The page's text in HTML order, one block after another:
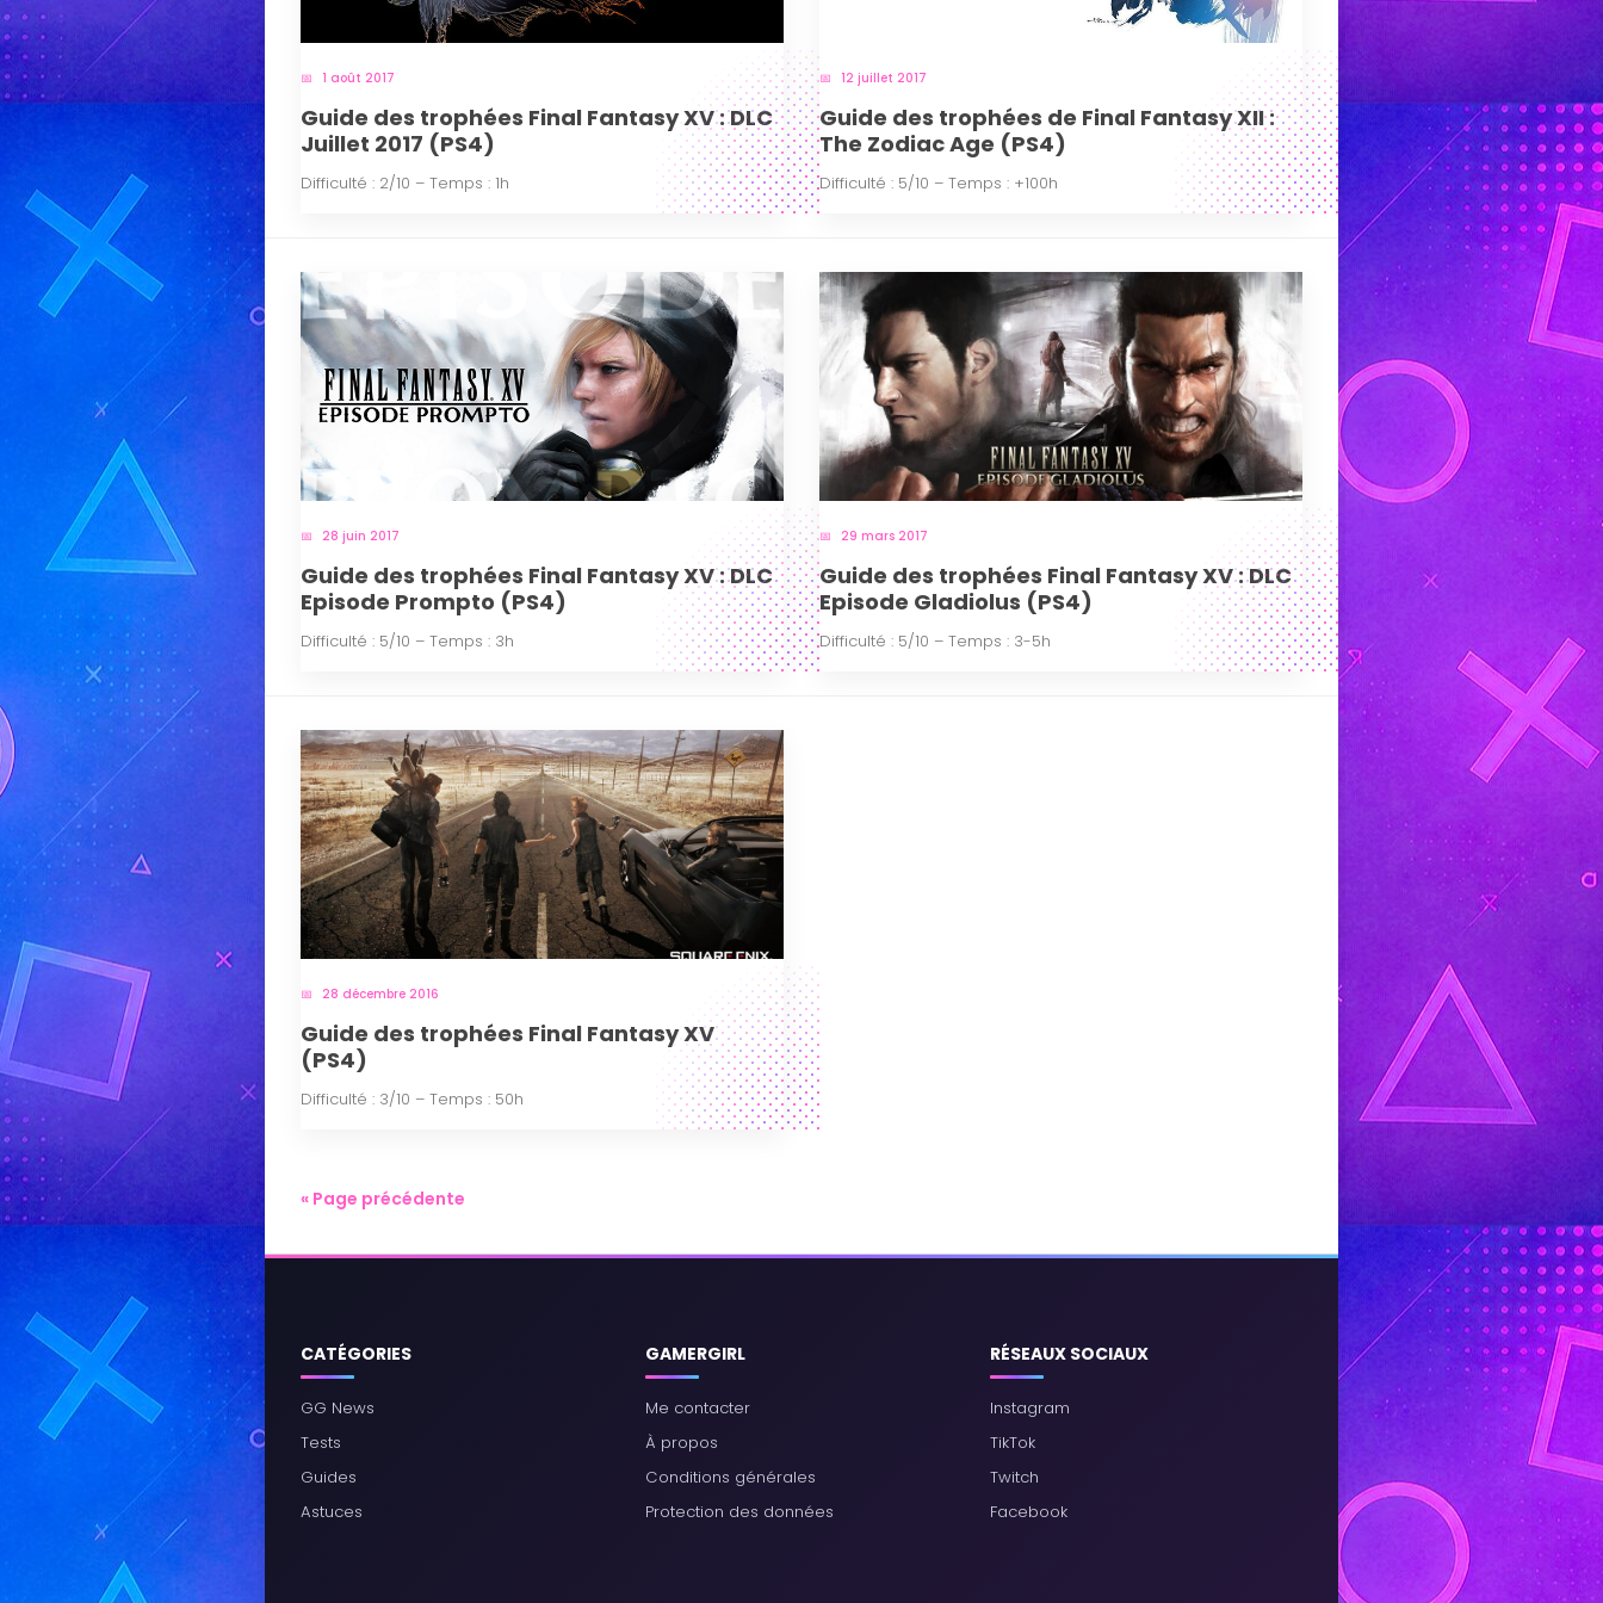
1 août 2017
Guide des trophées Final Fantasy XV : DLC
Juillet 2017 (PS4)
Difficulté : 2/10 – Temps : 1h
12 juillet 2017
Guide des trophées de Final Fantasy XII :
The Zodiac Age (PS4)
Difficulté : 5/10 – Temps : +100h
28 juin 2017
Guide des trophées Final Fantasy XV : DLC
Episode Prompto (PS4)
Difficulté : 5/10 – Temps : 3h
29 mars 2017
Guide des trophées Final Fantasy XV : DLC
Episode Gladiolus (PS4)
Difficulté : 5/10 – Temps : 3-5h
28 décembre 2016
Guide des trophées Final Fantasy XV
(PS4)
Difficulté : 3/10 – Temps : 50h
« Page précédente
CATÉGORIES
GG News
Tests
Guides
Astuces
GAMERGIRL
Me contacter
À propos
Conditions générales
Protection des données
RÉSEAUX SOCIAUX
Instagram
TikTok
Twitch
Facebook